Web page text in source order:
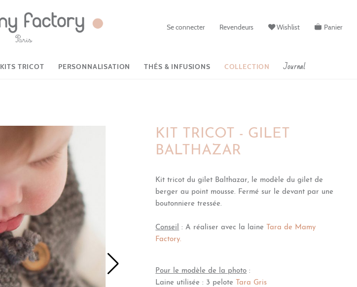
Se connecter Revendeurs Wishlist Panier
KITS TRICOT PERSONNALISATION THÉS & INFUSIONS COLLECTION Journal
KIT TRICOT - GILET
BALTHAZAR
Kit tricot du gilet Balthazar, le modèle du gilet de
berger au point mousse. Fermé sur le devant par une
boutonniere tressée.
Conseil : A réaliser avec la laine Tara de Mamy
Factory.
Pour le modèle de la photo :
Laine utilisée : 3 pelote Tara Gris